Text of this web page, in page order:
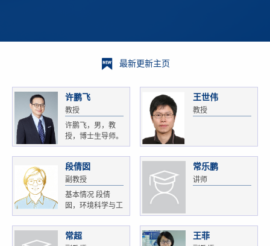
最新更新主页
许鹏飞
教授
许鹏飞，男，教
授，博士生导师。
获...
王世伟
教授
段倩囡
副教授
基本情况 段倩
囡，环境科学与工
程...
常乐鹏
讲师
常超 王菲